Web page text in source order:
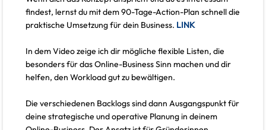
findest, lernst du mit dem 90-Tage-Action-Plan schnell die
praktische Umsetzung für dein Business. LINK
In dem Video zeige ich dir mögliche flexible Listen, die
besonders für das Online-Business Sinn machen und dir
helfen, den Workload gut zu bewältigen.
Die verschiedenen Backlogs sind dann Ausgangspunkt für
deine strategische und operative Planung in deinem